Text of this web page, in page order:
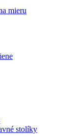
mieru
stolíky